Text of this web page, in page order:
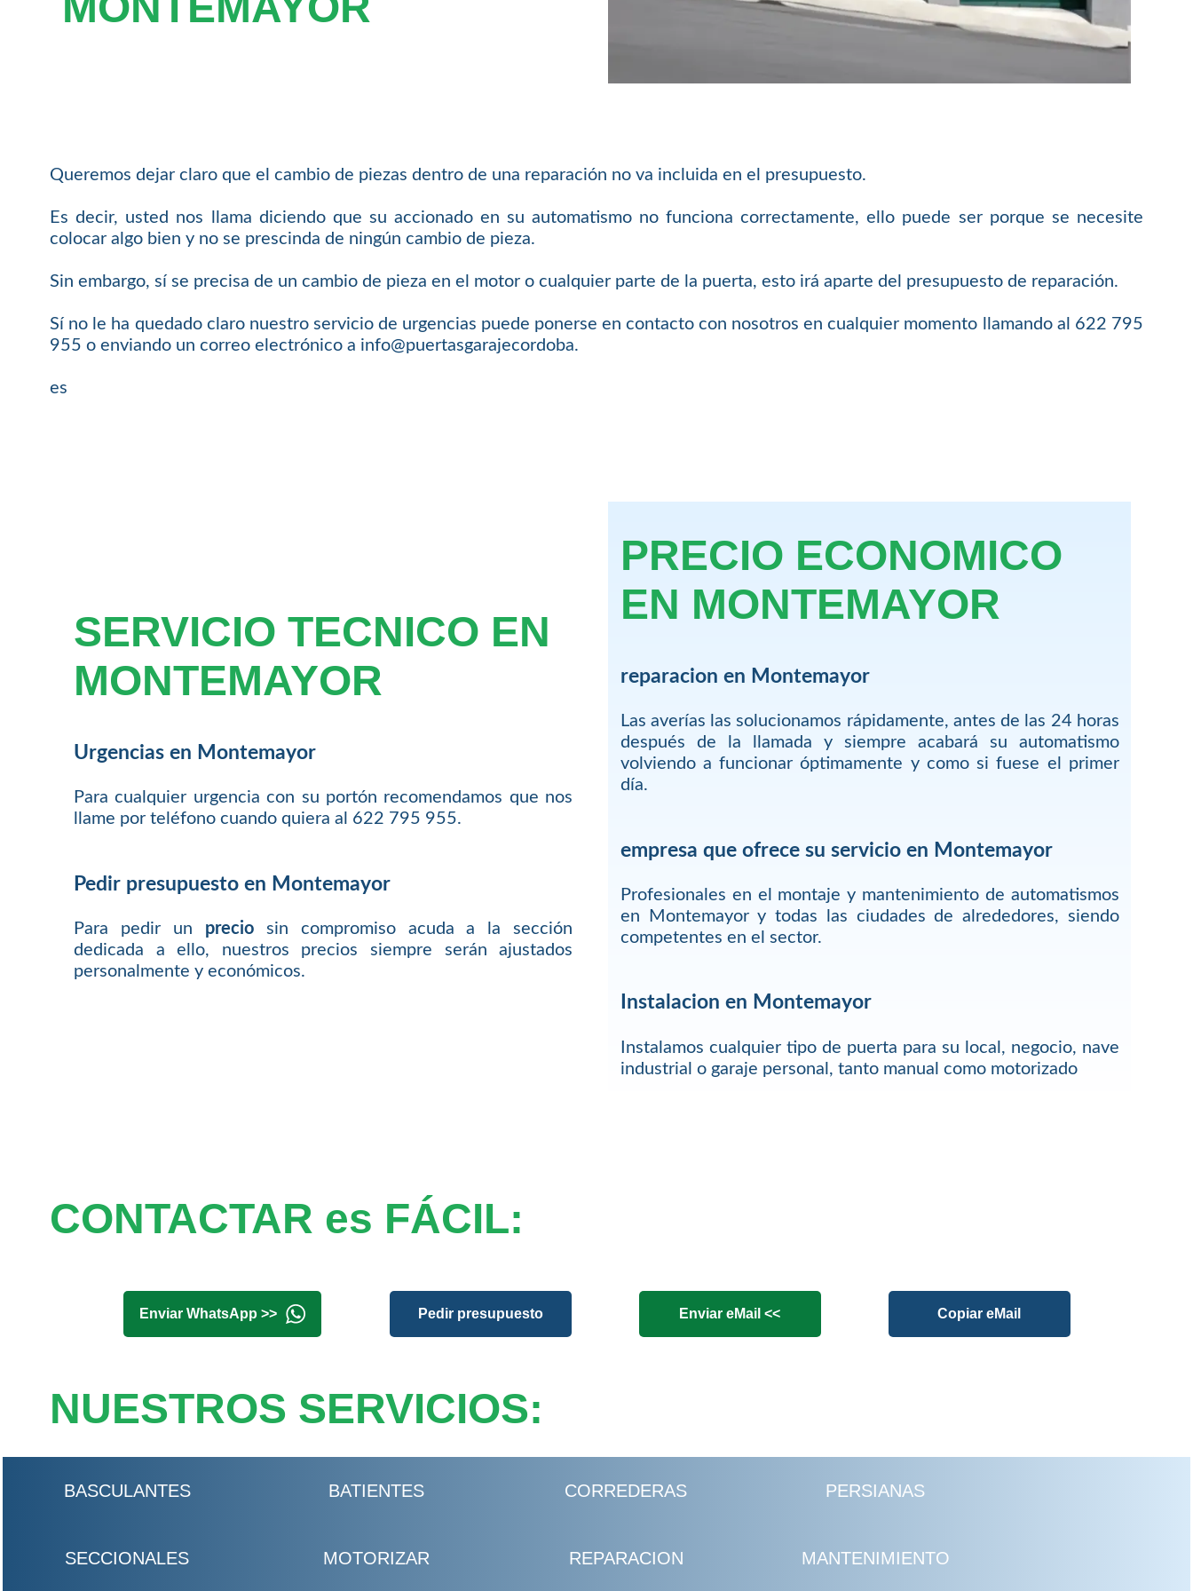
Queremos dejar claro que el cambio de piezas dentro de una reparación no va incluida en el presupuesto.
Es decir, usted nos llama diciendo que su accionado en su automatismo no funciona correctamente, ello puede ser porque se necesite
colocar algo bien y no se prescinda de ningún cambio de pieza.
Sin embargo, sí se precisa de un cambio de pieza en el motor o cualquier parte de la puerta, esto irá aparte del presupuesto de reparación.
Sí no le ha quedado claro nuestro servicio de urgencias puede ponerse en contacto con nosotros en cualquier momento llamando al 622 795
955 o enviando un correo electrónico a info@puertasgarajecordoba.
es
SERVICIO TECNICO EN
MONTEMAYOR
Urgencias en Montemayor
Para cualquier urgencia con su portón recomendamos que nos
llame por teléfono cuando quiera al 622 795 955.
Pedir presupuesto en Montemayor
Para pedir un preciosin compromiso acuda a la sección
dedicada a ello, nuestros precios siempre serán ajustados
personalmente y económicos.
PRECIO ECONOMICO
EN MONTEMAYOR
reparacion en Montemayor
Las averías las solucionamos rápidamente, antes de las 24 horas
después de la llamada y siempre acabará su automatismo
volviendo a funcionar óptimamente y como si fuese el primer
día.
empresa que ofrece su servicio en Montemayor
Profesionales en el montaje y mantenimiento de automatismos
en Montemayor y todas las ciudades de alrededores, siendo
competentes en el sector.
Instalacion en Montemayor
Instalamos cualquier tipo de puerta para su local, negocio, nave
industrial o garaje personal, tanto manual como motorizado
CONTACTAR es FÁCIL:
Enviar WhatsApp >> Pedir presupuesto Enviar eMail << Copiar eMail
NUESTROS SERVICIOS:
BASCULANTES BATIENTES CORREDERAS PERSIANAS
SECCIONALES MOTORIZAR REPARACION MANTENIMIENTO